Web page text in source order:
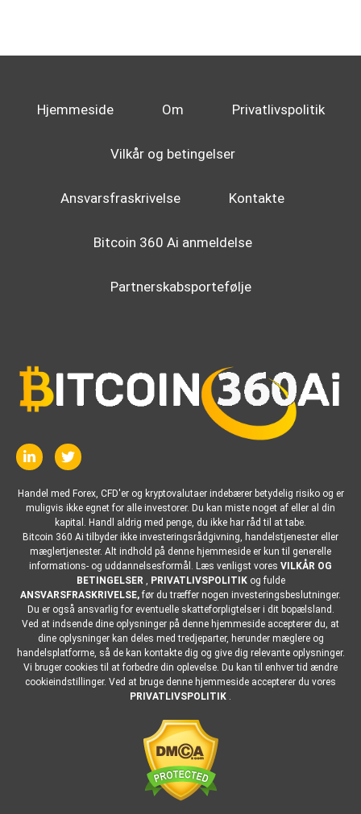
Hjemmeside Om Privatlivspolitik
Vilkår og betingelser
Ansvarsfraskrivelse Kontakte
Bitcoin 360 Ai anmeldelse
Partnerskabsportefølje
Handel med Forex, CFD'er og kryptovalutaer indebærer betydelig risiko og er
muligvis ikke egnet for alle investorer. Du kan miste noget af eller al din
kapital. Handl aldrig med penge, du ikke har råd til at tabe.
Bitcoin 360 Ai tilbyder ikke investeringsrådgivning, handelstjenester eller
mæglertjenester. Alt indhold på denne hjemmeside er kun til generelle
informations- og uddannelsesformål. Læs venligst vores VILKÅR OG
BETINGELSER , PRIVATLIVSPOLITIKog fulde
ANSVARSFRASKRIVELSE, før du træffer nogen investeringsbeslutninger.
Du er også ansvarlig for eventuelle skatteforpligtelser i dit bopælsland.
Ved at indsende dine oplysninger på denne hjemmeside accepterer du, at
dine oplysninger kan deles med tredjeparter, herunder mæglere og
handelsplatforme, så de kan kontakte dig og give dig relevante oplysninger.
Vi bruger cookies til at forbedre din oplevelse. Du kan til enhver tid ændre
cookieindstillinger. Ved at bruge denne hjemmeside accepterer du vores
PRIVATLIVSPOLITIK .